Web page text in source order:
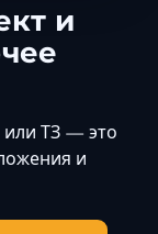
и
ТЗ — это
и